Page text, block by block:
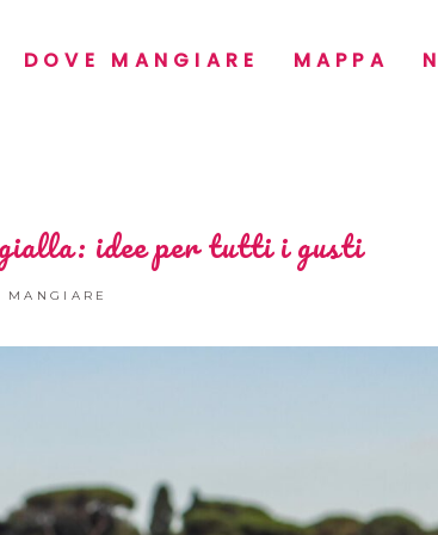
DOVE MANGIARE MAPPA
idee per tutti i gusti
MANGIARE